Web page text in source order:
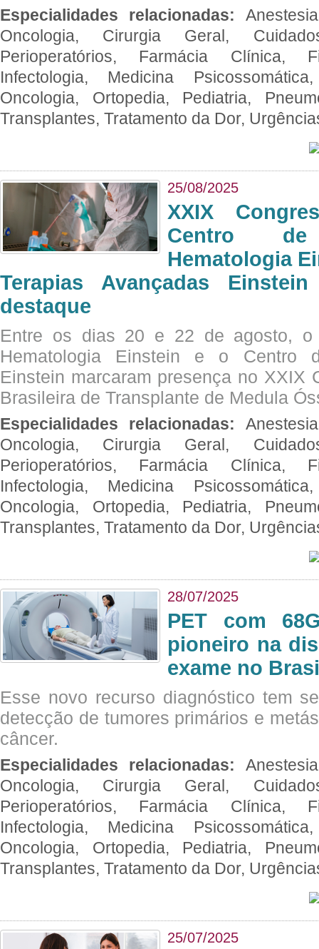
Especialidades relacionadas:
Oncologia, Cirurgia Geral,
Perioperatórios, Farmácia Clínica,
Infectologia, Medicina
Oncologia, Ortopedia, Pediatria,
Transplantes, Tratamento da Dor,
25/08/2025
XXIX
Centro
Hematologia
Terapias Avançadas
destaque
Entre os dias 20 e 22 de agosto, o
Hematologia Einstein e o Centro
Einstein marcaram presença no XXIX
Brasileira de Transplante de Medula
Especialidades relacionadas:
Oncologia, Cirurgia Geral,
Perioperatórios, Farmácia Clínica,
Infectologia, Medicina
Oncologia, Ortopedia, Pediatria,
Transplantes, Tratamento da Dor,
28/07/2025
PET com
pioneiro na
exame no
Esse novo recurso diagnóstico tem
detecção de tumores primários e
câncer.
Especialidades relacionadas:
Oncologia, Cirurgia Geral,
Perioperatórios, Farmácia Clínica,
Infectologia, Medicina
Oncologia, Ortopedia, Pediatria,
Transplantes, Tratamento da Dor,
25/07/2025